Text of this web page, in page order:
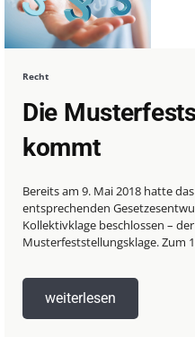
Recht
Die
kommt
Bereits am 9. Mai 2018 hatte
entsprechenden
Kollektivklage beschlossen –
Musterfeststellungsklage. Zum
weiterlesen